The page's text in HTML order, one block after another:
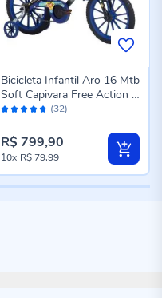
Avaliação: (32)
Bicicleta Infantil Aro 16 Mtb
Soft Capivara Free Action -
Preto
R$ 799,90
10x R$ 79,99